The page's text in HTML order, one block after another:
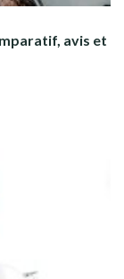
avis et